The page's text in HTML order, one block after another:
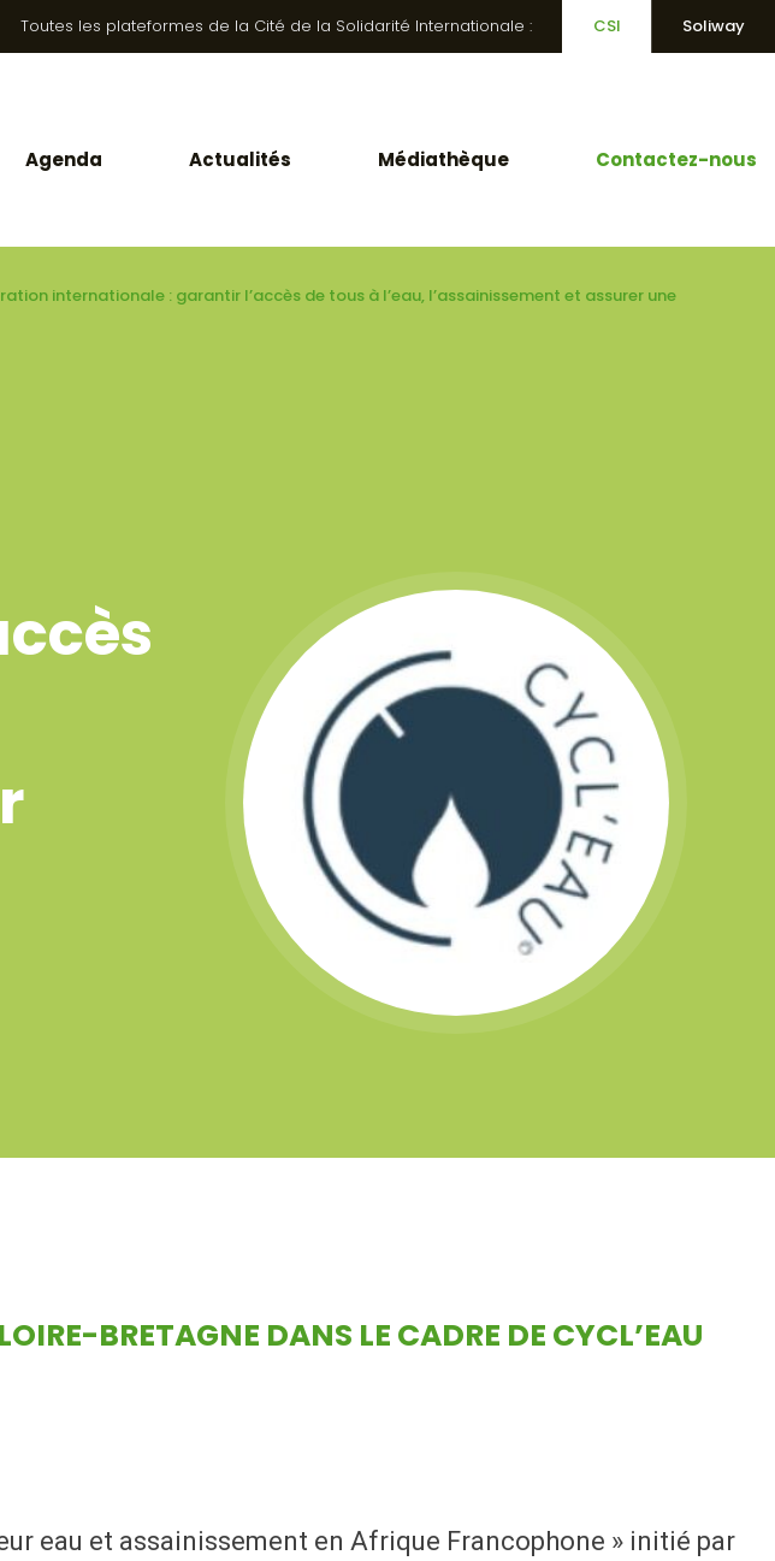
Toutes les plateformes de la Cité de la Solidarité Internationale : CSI Soliway
Agenda Actualités Médiathèque Contactez-nous
internationale : garantir l’accès de tous à l’eau, l’assainissement et assurer une
BRETAGNE DANS LE CADRE DE CYCL’EAU
eau et assainissement en Afrique Francophone » initié par